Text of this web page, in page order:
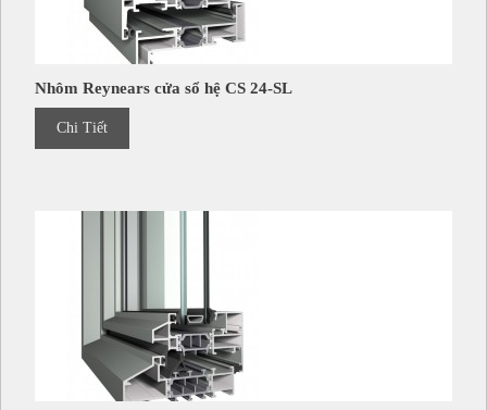
Nhôm Reynears cửa sổ hệ CS 24-SL
Chi Tiết